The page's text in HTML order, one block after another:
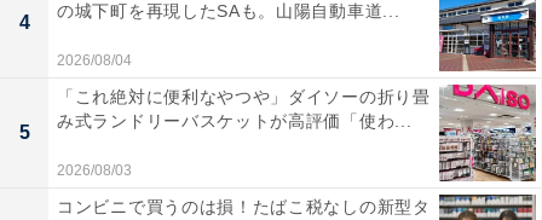
4
の城下町を再現したSAも。山陽自動車道...
2026/08/04
5
「これ絶対に便利なやつや」ダイソーの折り畳
み式ランドリーバスケットが高評価「使わ...
2026/08/03
コンビニで買うのは損！たばこ税なしの新型タ